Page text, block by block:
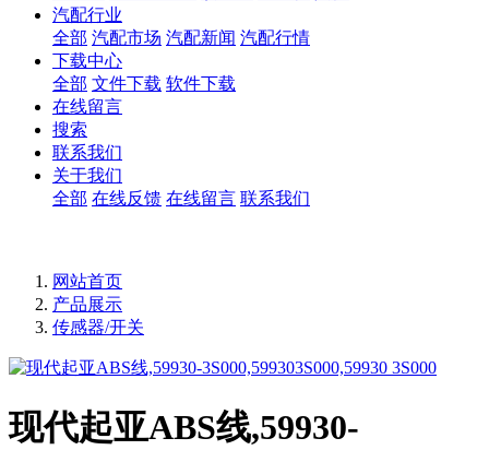
汽配行业
全部 汽配市场 汽配新闻 汽配行情
下载中心
全部 文件下载 软件下载
在线留言
搜索
联系我们
关于我们
全部 在线反馈 在线留言 联系我们
网站首页
产品展示
传感器/开关
现代起亚ABS线,59930-